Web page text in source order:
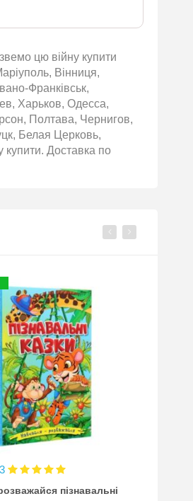
цю війну купити
Вінниця,
Франківськ,
Харьков, Одесса,
Полтава, Чернигов,
Белая Церковь,
Доставка по
пізнавальні